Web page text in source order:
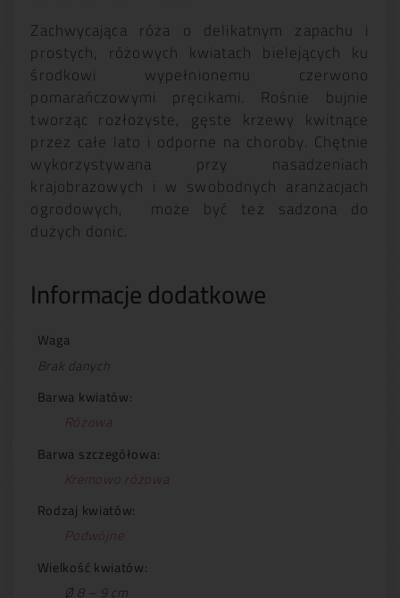
Zachwycająca róża o delikatnym zapachu i
prostych, różowych kwiatach bielejących ku
środkowi wypełnionemu czerwono
pomarańczowymi pręcikami. Rośnie bujnie
tworząc rozłożyste, gęste krzewy kwitnące
przez całe lato i odporne na choroby. Chętnie
wykorzystywana przy nasadzeniach
krajobrazowych i w swobodnych aranżacjach
ogrodowych, może być też sadzona do
dużych donic.
Informacje dodatkowe
Waga
Brak danych
Barwa kwiatów:
Różowa
Barwa szczegółowa:
Kremowo różowa
Rodzaj kwiatów:
Podwójne
Wielkość kwiatów:
Ø 8 – 9 cm